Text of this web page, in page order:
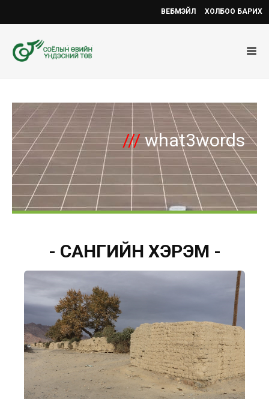
ВЕБМЭЙЛ ХОЛБОО БАРИХ
///what3words
- САНГИЙН ХЭРЭМ -